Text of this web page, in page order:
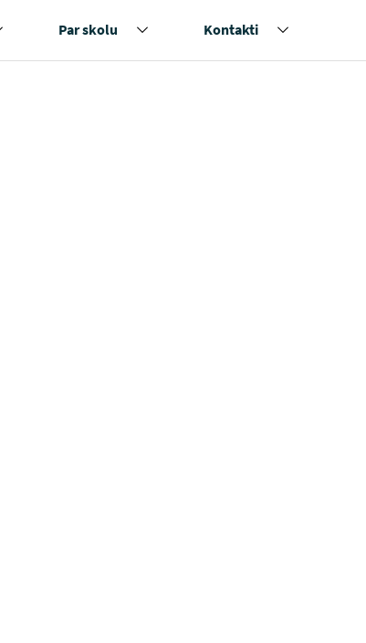
Par skolu Kontakti